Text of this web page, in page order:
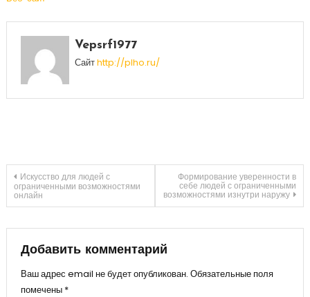
Vepsrf1977
Сайтhttp://plho.ru/
Навигация
по
записям
Искусство для людей с
ограниченными возможностями
онлайн
Формирование уверенности в
себе людей с ограниченными
возможностями изнутри наружу
Добавить комментарий
Ваш адрес email не будет опубликован. Обязательные поля
помечены *